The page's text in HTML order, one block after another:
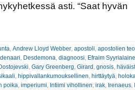
asti. “Saat hyvän
, Andrew Lloyd Webber, apostoli, apostolien
denaari, Desdemona, diagnoosi, Efraim
, Gary Greenberg, Girard , gnosis,
, hippivallankumouksellinen, hirttäytyä,
poika, imperiumi, Intiimi vihollinen, irak, Irenaeus,